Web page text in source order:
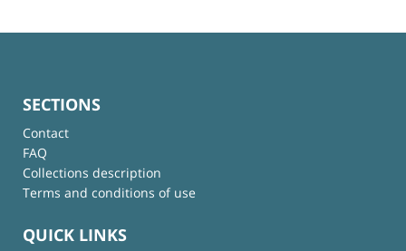
SECTIONS
Contact
FAQ
Collections description
Terms and conditions of use
QUICK LINKS